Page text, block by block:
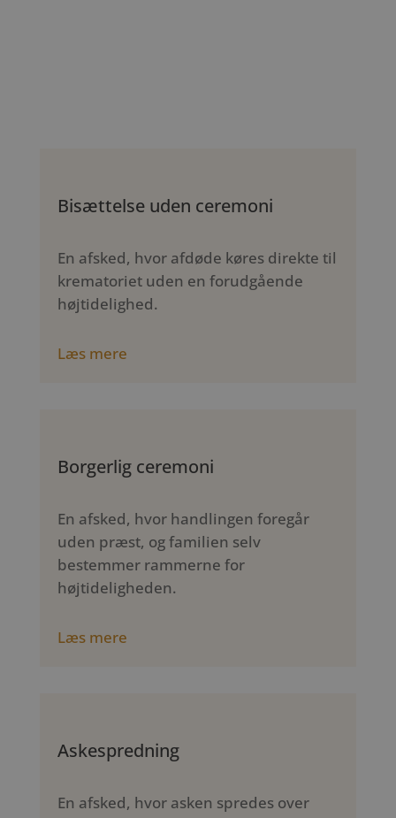
Bisættelse uden ceremoni
En afsked, hvor afdøde køres direkte til
krematoriet uden en forudgående
højtidelighed.
Læs mere
Borgerlig ceremoni
En afsked, hvor handlingen foregår
uden præst, og familien selv
bestemmer rammerne for
højtideligheden.
Læs mere
Askespredning
En afsked, hvor asken spredes over